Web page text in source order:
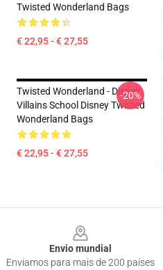
Twisted Wonderland Bags
€ 22,95 - € 27,55
Twisted Wonderland - Disney
Villains School Disney Twisted
Wonderland Bags
€ 22,95 - € 27,55
-20%
Envio mundial
Enviamos para mais de 200 países